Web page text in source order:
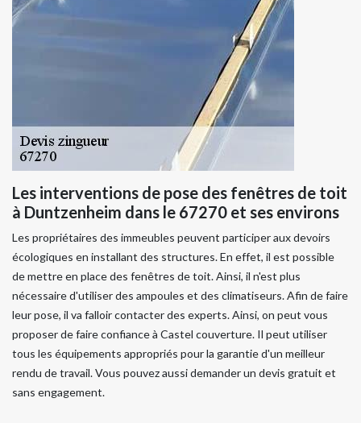
Les interventions de pose des fenêtres de toit
à Duntzenheim dans le 67270 et ses environs
Les propriétaires des immeubles peuvent participer aux devoirs
écologiques en installant des structures. En effet, il est possible
de mettre en place des fenêtres de toit. Ainsi, il n'est plus
nécessaire d'utiliser des ampoules et des climatiseurs. Afin de faire
leur pose, il va falloir contacter des experts. Ainsi, on peut vous
proposer de faire confiance à Castel couverture. Il peut utiliser
tous les équipements appropriés pour la garantie d'un meilleur
rendu de travail. Vous pouvez aussi demander un devis gratuit et
sans engagement.